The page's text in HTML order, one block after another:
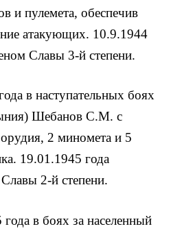
и пулемета, обеспечив
атакующих. 10.9.1944
Славы 3-й степени.
в наступательных боях
Шебанов С.М. с
2 миномета и 5
19.01.1945 года
2-й степени.
в боях за населенный